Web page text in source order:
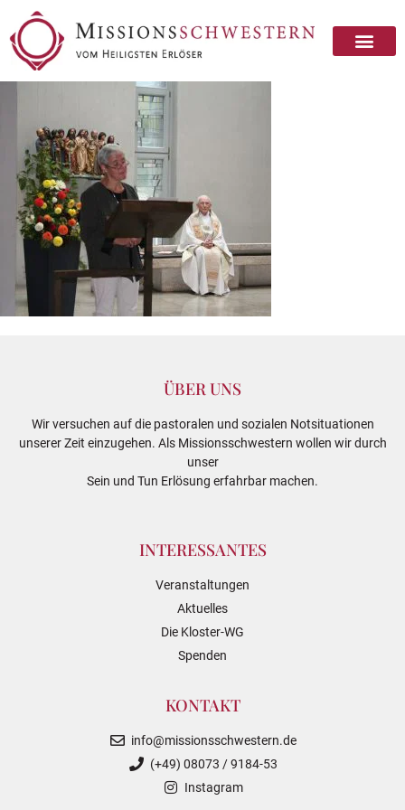
ÜBER UNS
Wir versuchen auf die pastoralen und sozialen Notsituationen
unserer Zeit einzugehen. Als Missionsschwestern wollen wir durch
unser
Sein und Tun Erlösung erfahrbar machen.
INTERESSANTES
Veranstaltungen
Aktuelles
Die Kloster-WG
Spenden
KONTAKT
info@missionsschwestern.de
(+49) 08073 / 9184-53
Instagram